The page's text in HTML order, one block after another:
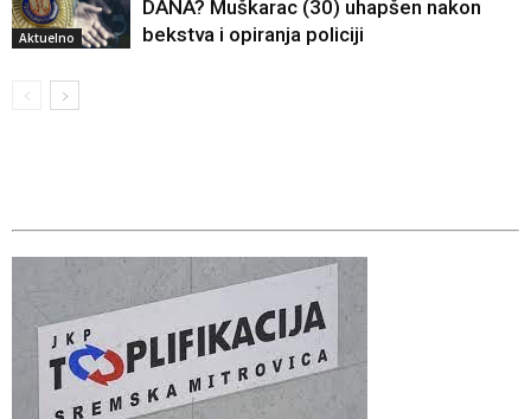
Aktuelno
DANA? Muškarac (30) uhapšen nakon
bekstva i opiranja policiji